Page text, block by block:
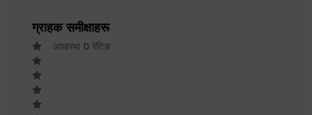
ग्राहक समीक्षाहरू
आधारमा 0 रेटिङ